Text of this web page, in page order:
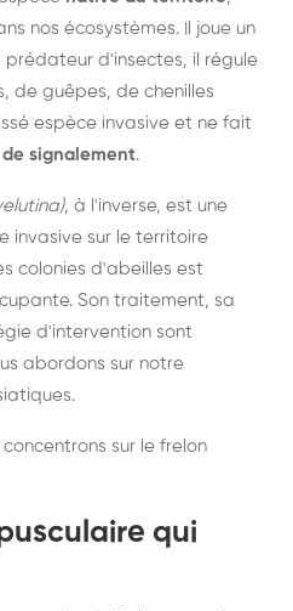
nos écosystèmes. Il joue un
d'insectes, il régule
de guêpes, de chenilles
espèce invasive et ne fait
signalement.
, à l'inverse, est une
invasive sur le territoire
colonies d'abeilles est
Son traitement, sa
d'intervention sont
abordons sur notre
.
sur le frelon
qui